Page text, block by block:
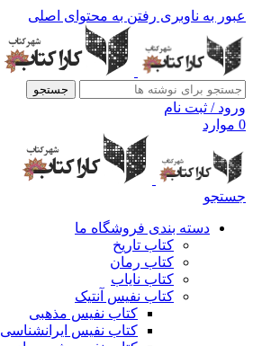
عبور به ناوبری رفتن به محتوای اصلی
جستجو
ورود / ثبت نام
0 موارد
جستجو
دسته بندی فروشگاه ما
کتاب تاریخ
کتاب رمان
کتاب نایاب
کتاب نفیس آنتیک
کتاب نفیس مذهبی
کتاب نفیس ایرانشناسی